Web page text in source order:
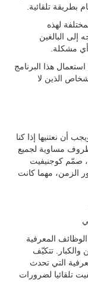
بطريقة تلقائية.
لهذه
إلى البالغين
أي مشكلة.
هذا البرنامج
الذين لا
أن نعتنيها إذا كنا
مساوية لجميع
صمّم كوجنيفيت
الزمن، مهما كانت
المعرفية
والكبار. تتكيّف
التي تحدث
تلقائيا لضرورات